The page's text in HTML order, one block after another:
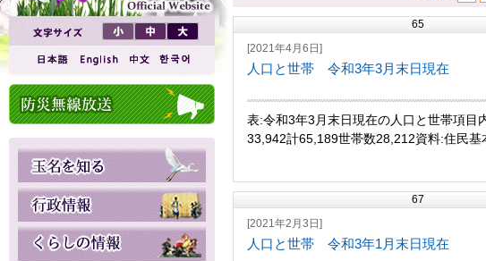
65
[2021年4月6日]
人口と世帯 令和3年3月末日現在
表:令和3年3月末日現在の人口と世帯項
33,942計65,189世帯数28,212資料:住民基
67
[2021年2月3日]
人口と世帯 令和3年1月末日現在